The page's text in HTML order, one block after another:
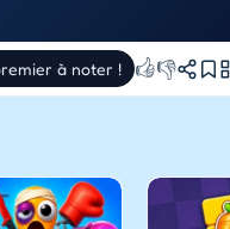
à noter ! 👍👎